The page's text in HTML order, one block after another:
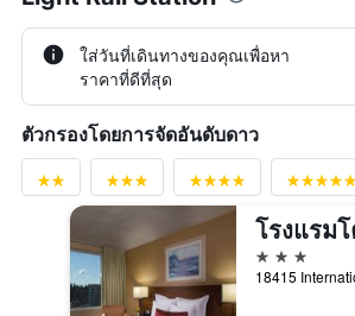
ใส่วันที่เดินทางของคุณเพื่อหา
ราคาที่ดีที่สุด
ตัวกรองโดยการจัดอันดับดาว
3 ดาว